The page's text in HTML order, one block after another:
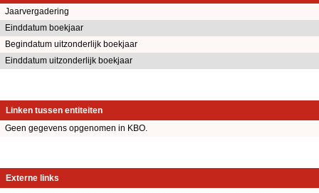
Jaarvergadering
Einddatum boekjaar
Begindatum uitzonderlijk boekjaar
Einddatum uitzonderlijk boekjaar
Linken tussen entiteiten
Geen gegevens opgenomen in KBO.
Externe links